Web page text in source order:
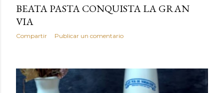
BEATA PASTA CONQUISTA LA GRAN
VIA
Compartir Publicar un comentario